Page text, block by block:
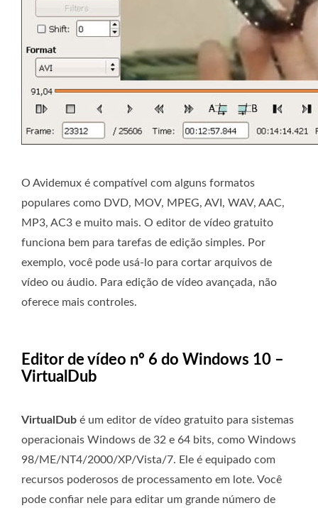
O Avidemux é compatível com alguns formatos
populares como DVD, MOV, MPEG, AVI, WAV, AAC,
MP3, AC3 e muito mais. O editor de vídeo gratuito
funciona bem para tarefas de edição simples. Por
exemplo, você pode usá-lo para cortar arquivos de
vídeo ou áudio. Para edição de vídeo avançada, não
oferece mais controles.
Editor de vídeo nº 6 do Windows 10 –
VirtualDub
VirtualDub é um editor de vídeo gratuito para sistemas
operacionais Windows de 32 e 64 bits, como Windows
98/ME/NT4/2000/XP/Vista/7. Ele é equipado com
recursos poderosos de processamento em lote. Você
pode confiar nele para editar um grande número de